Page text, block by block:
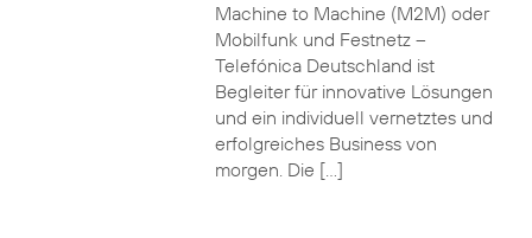
Machine to Machine (M2M) oder
Mobilfunk und Festnetz –
Telefónica Deutschland ist
Begleiter für innovative Lösungen
und ein individuell vernetztes und
erfolgreiches Business von
morgen. Die […]